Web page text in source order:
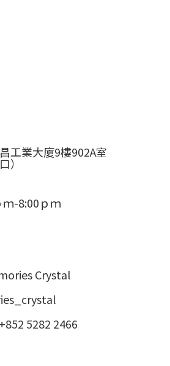
工業大廈9樓902A室
）
-8:00ｐｍ
Crystal
5282 2466